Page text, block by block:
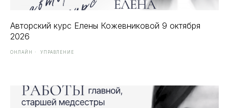
Авторский курс Елены Кожевниковой 9 октября
2026
ОНЛАЙН УПРАВЛЕНИЕ